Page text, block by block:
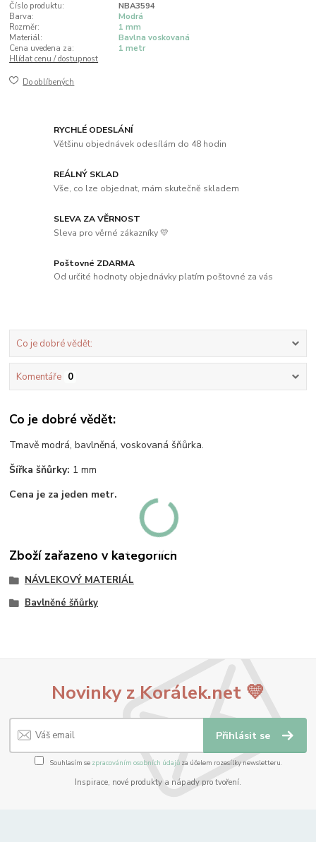
Číslo produktu:
NBA3594
Barva:
Modrá
Rozměr:
1 mm
Materiál:
Bavlna voskovaná
Cena uvedena za:
1 metr
Hlídat cenu / dostupnost
Do oblíbených
RYCHLÉ ODESLÁNÍ
Většinu objednávek odesílám do 48 hodin
REÁLNÝ SKLAD
Vše, co lze objednat, mám skutečně skladem
SLEVA ZA VĚRNOST
Sleva pro věrné zákazníky 💛
Poštovné ZDARMA
Od určité hodnoty objednávky platím poštovné za vás
Co je dobré vědět:
Komentáře 0
Co je dobré vědět:
Tmavě modrá, bavlněná, voskovaná šňůrka.
Šířka šňůrky: 1 mm
Cena je za jeden metr.
Zboží zařazeno v kategoriích
NÁVLEKOVÝ MATERIÁL
Bavlněné šňůrky
Novinky z Korálek.net 💛
Přihlásit se
Souhlasím se zpracováním osobních údajůza účelem rozesílky newsletteru.
Inspirace, nové produkty a nápady pro tvoření.